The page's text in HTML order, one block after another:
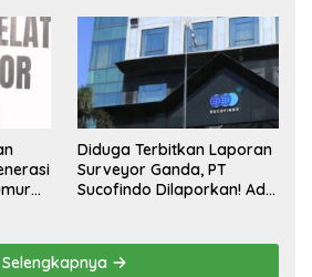
Berbasis KHL
Diduga Terbitkan Laporan
Surveyor Ganda, PT
Sucofindo Dilaporkan! Ada
Selengkapnya